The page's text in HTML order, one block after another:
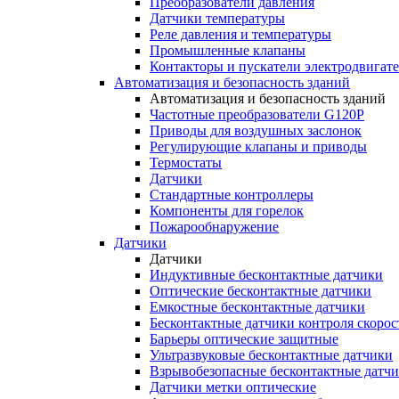
Датчики температуры
Реле давления и температуры
Промышленные клапаны
Контакторы и пускатели
Автоматизация и безопасность зданий
Автоматизация и безопасность зданий
Частотные преобразователи G120P
Приводы для воздушных заслонок
Регулирующие клапаны и приводы
Термостаты
Датчики
Стандартные контроллеры
Компоненты для горелок
Пожарообнаружение
Датчики
Датчики
Индуктивные бесконтактные датчики
Оптические бесконтактные датчики
Емкостные бесконтактные датчики
Бесконтактные датчики контроля
Барьеры оптические защитные
Ультразвуковые бесконтактные датчики
Взрывобезопасные бесконтактные
Датчики метки оптические